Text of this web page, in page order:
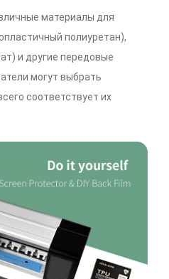
материалы для
полиуретан),
и другие передовые
могут выбрать
соответствует их